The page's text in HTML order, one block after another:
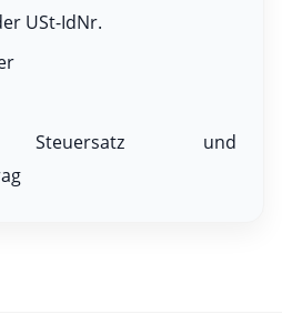
USt-IdNr.
Steuersatz und